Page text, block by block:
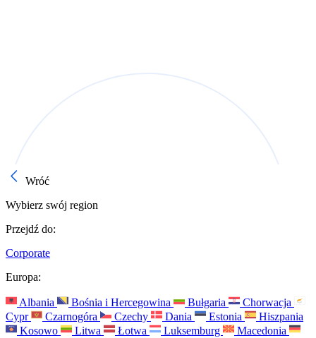
Wróć
Wybierz swój region
Przejdź do:
Corporate
Europa:
Albania Bośnia i Hercegowina Bułgaria
Chorwacja
Cypr
Czarnogóra Czechy Dania Estonia
Hiszpania
Kosowo
Litwa Łotwa Luksemburg
Macedonia